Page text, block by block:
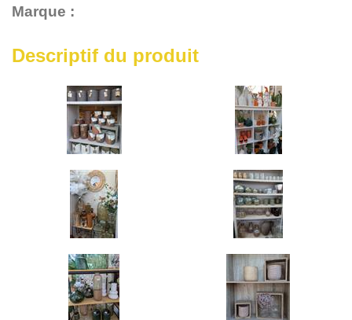
Marque :
Descriptif du produit